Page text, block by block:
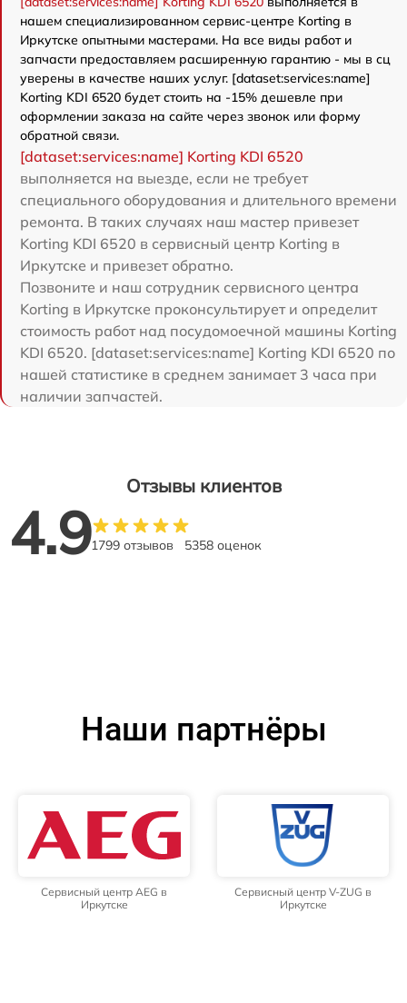
нашем специализированном сервис-центре Korting в
Иркутске опытными мастерами. На все виды работ и
запчасти предоставляем расширенную гарантию - мы в сц
уверены в качестве наших услуг. [dataset:services:name]
Korting KDI 6520 будет стоить на -15% дешевле при
оформлении заказа на сайте через звонок или форму
обратной связи.
[dataset:services:name] Korting KDI 6520
выполняется на выезде, если не требует
специального оборудования и длительного времени
ремонта. В таких случаях наш мастер привезет
Korting KDI 6520 в сервисный центр Korting в
Иркутске и привезет обратно.
Позвоните и наш сотрудник сервисного центра
Korting в Иркутске проконсультирует и определит
стоимость работ над посудомоечной машины Korting
KDI 6520. [dataset:services:name] Korting KDI 6520 по
нашей статистике в среднем занимает 3 часа при
наличии запчастей.
Отзывы клиентов
4.91799 отзывов 5358 оценок
Наши партнёры
Сервисный центр AEG в
Иркутске
Сервисный центр V-ZUG в
Иркутске